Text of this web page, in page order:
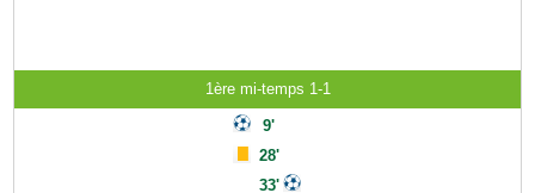
1ère mi-temps 1-1
9'
28'
33'